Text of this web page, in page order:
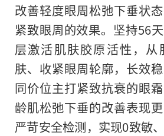
改善轻度眼周松弛下垂状
紧致眼周的效果。坚持56
层激活肌肤胶原活性，从
肤、收紧眼周轮廓，长效
同价位主打紧致抗衰的眼
龄肌松弛下垂的改善表现
严苛安全检测，实现0致敏